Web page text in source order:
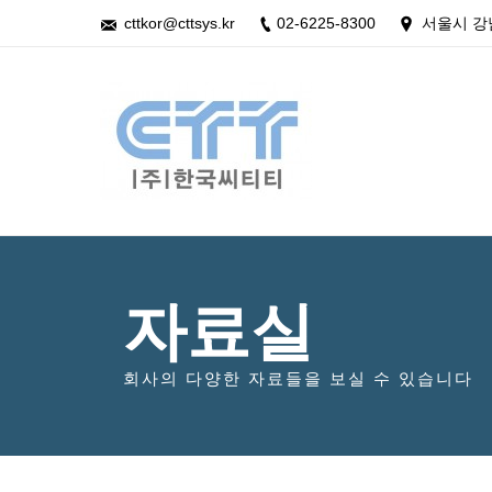
cttkor@cttsys.kr 02-6225-8300 서울시 강
자료실
회사의 다양한 자료들을 보실 수 있습니다